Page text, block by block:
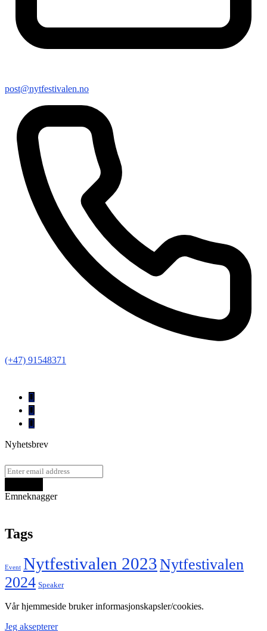
post@nytfestivalen.no
(+47) 91548371
Nyhetsbrev
Emneknagger
Tags
Event Nytfestivalen 2023Nytfestivalen
2024 Speaker
Vår hjemmeside bruker informasjonskapsler/cookies.
Jeg aksepterer